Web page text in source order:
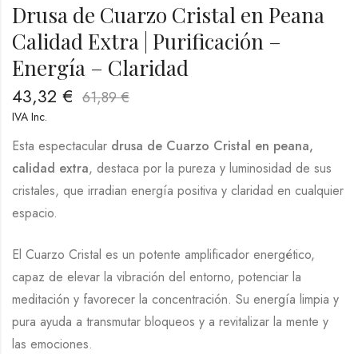
Drusa de Cuarzo Cristal en Peana
Calidad Extra | Purificación –
Energía – Claridad
43,32 € 61,89€
IVA Inc.
Esta espectacular drusa de Cuarzo Cristal en peana,
calidad extra, destaca por la pureza y luminosidad de sus
cristales, que irradian energía positiva y claridad en cualquier
espacio.
El Cuarzo Cristal es un potente amplificador energético,
capaz de elevar la vibración del entorno, potenciar la
meditación y favorecer la concentración. Su energía limpia y
pura ayuda a transmutar bloqueos y a revitalizar la mente y
las emociones.